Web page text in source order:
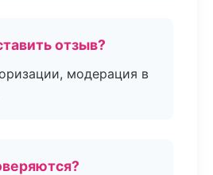
отзыв?
модерация в